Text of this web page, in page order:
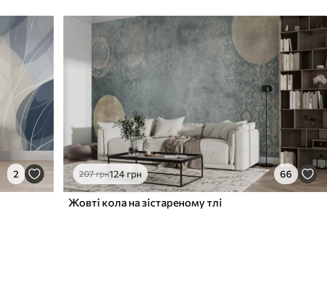
2 207грн124 грн 66
Жовті кола на зістареному тлі